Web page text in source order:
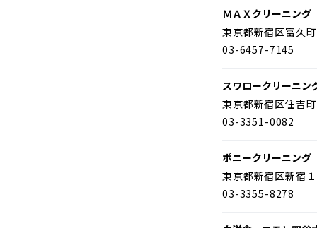
ＭＡＸクリーニン
東京都新宿区富久
03-6457-7145
スワロークリーニ
東京都新宿区住吉
03-3351-0082
ポニークリーニン
東京都新宿区新宿
03-3355-8278